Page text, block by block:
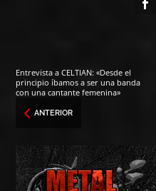
Entrevista a CELTIAN: «Desde el
principio íbamos a ser una banda
con una cantante femenina»
ANTERIOR